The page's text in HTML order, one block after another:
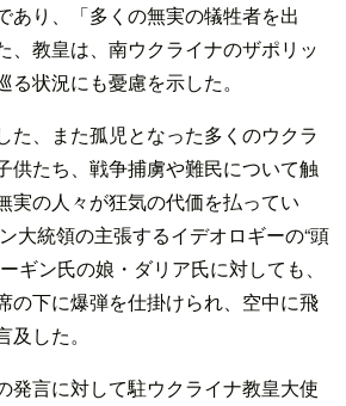
あり、「多くの無実の犠牲者を出
、教皇は、南ウクライナのザポリッ
状況にも憂慮を示した。
た、また孤児となった多くのウクラ
供たち、戦争捕虜や難民について触
実の人々が狂気の代価を払ってい
大統領の主張するイデオロギーの“頭
ギン氏の娘・ダリア氏に対しても、
の下に爆弾を仕掛けられ、空中に飛
した。
発言に対して駐ウクライナ教皇大使